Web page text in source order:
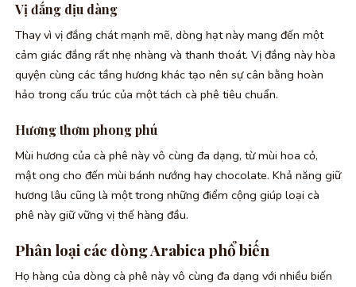
Vị đắng dịu dàng
Thay vì vị đắng chát mạnh mẽ, dòng hạt này mang đến một
cảm giác đắng rất nhẹ nhàng và thanh thoát. Vị đắng này hòa
quyện cùng các tầng hương khác tạo nên sự cân bằng hoàn
hảo trong cấu trúc của một tách cà phê tiêu chuẩn.
Hương thơm phong phú
Mùi hương của cà phê này vô cùng đa dạng, từ mùi hoa cỏ,
mật ong cho đến mùi bánh nướng hay chocolate. Khả năng giữ
hương lâu cũng là một trong những điểm cộng giúp loại cà
phê này giữ vững vị thế hàng đầu.
Phân loại các dòng Arabica phổ biến
Họ hàng của dòng cà phê này vô cùng đa dạng với nhiều biến